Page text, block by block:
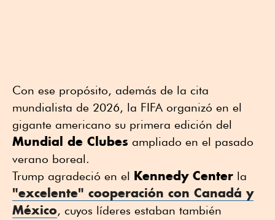
Con ese propósito, además de la cita
mundialista de 2026, la FIFA organizó en el
gigante americano su primera edición del
Mundial de Clubes ampliado en el pasado
verano boreal.
Trump agradeció en el Kennedy Center la
"excelente" cooperación con Canadá y
México, cuyos líderes estaban también